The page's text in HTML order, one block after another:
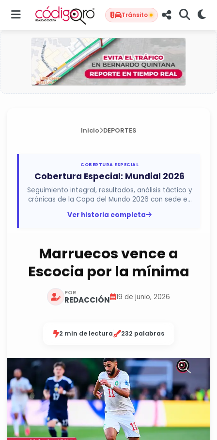
Tránsito
Inicio DEPORTES
COBERTURA ESPECIAL
Cobertura Especial: Mundial 2026
Seguimiento integral, resultados, análisis táctico y
crónicas de la Copa del Mundo 2026 con sede en
Ver historia completa
Marruecos vence a
Escocia por la mínima
POR
REDACCIÓN 19 de junio, 2026
2 min de lectura 232 palabras